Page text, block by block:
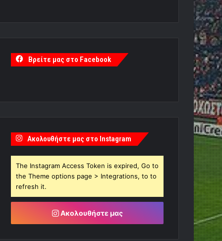
Βρείτε μας στο Facebook
Ακολουθήστε μας στο Instagram
The Instagram Access Token is expired, Go to
the Theme options page > Integrations, to to
refresh it.
Ακολουθήστε μας